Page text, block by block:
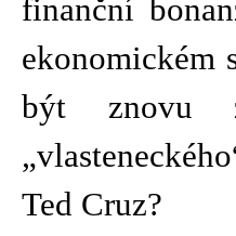
finanční
ekonomickém
být znovu
Ted Cruz?